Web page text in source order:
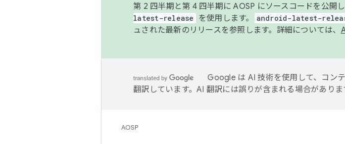
第 2 四半期と第 4 四半期に AOSP にソースコードを公開
latest-release
を使用します。 android-latest-
ュされた最新のリリースを参照します。詳細については、
Google は AI 技術を使用して、コン
翻訳しています。AI 翻訳には誤りが含まれる場合がありま
AOSP